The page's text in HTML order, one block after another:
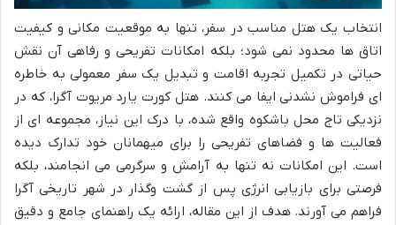
انتخاب یک هتل مناسب در سفر، تنها به موقعیت مکانی و کیفیت
اتاق ها محدود نمی شود؛ بلکه امکانات تفریحی و رفاهی آن نقش
حیاتی در تکمیل تجربه اقامت و تبدیل یک سفر معمولی به خاطره
ای فراموش نشدنی ایفا می کنند. هتل کورت یارد مریوت آگرا، که در
نزدیکی تاج محل باشکوه واقع شده، با درک این نیاز، مجموعه ای از
فعالیت ها و فضاهای تفریحی را برای میهمانان خود تدارک دیده
است. این امکانات نه تنها به آرامش و سرگرمی می انجامند، بلکه
فرصتی برای بازیابی انرژی پس از گشت وگذار در شهر تاریخی آگرا
فراهم می آورند. هدف از این مقاله، ارائه یک راهنمای جامع و دقیق